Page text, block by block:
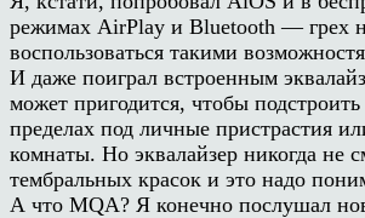
режимах AirPlay и Bluetooth — грех
воспользоваться такими
И даже поиграл встроенным
может пригодится, чтобы
пределах под личные пристрастия
комнаты. Но эквалайзер никогда не
тембральных красок и это надо
А что MQA? Я конечно послушал